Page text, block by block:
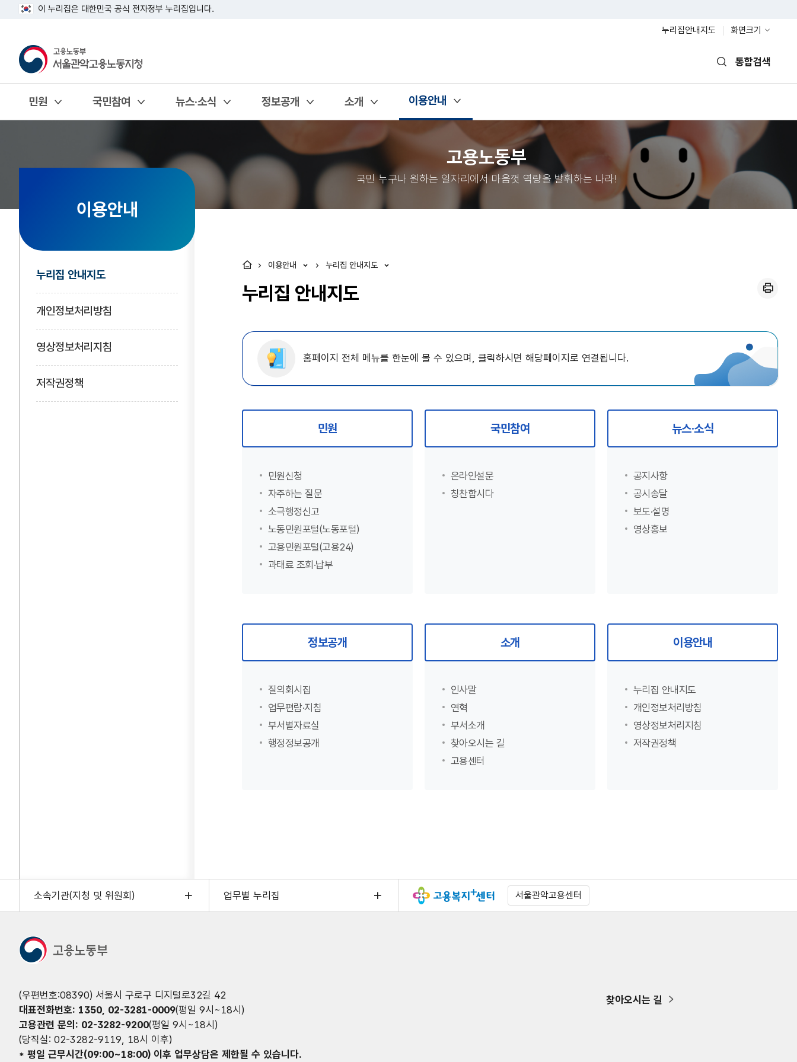
이 누리집은 대한민국 공식 전자정부 누리집입니다.
누리집안내지도
화면크기
통합검색
민원
열기
국민참여
열기
뉴스·소식
열기
정보공개
열기
소개
열기
이용안내
열기
고용노동부
국민 누구나 원하는 일자리에서 마음껏 역량을 발휘하는 나라!
이용안내
누리집 안내지도
개인정보처리방침
영상정보처리지침
저작권정책
누리집 안내지도
이용안내 누리집 안내지도
홈페이지 전체 메뉴를 한눈에 볼 수 있으며, 클릭하시면 해당페이지로 연결됩니다.
민원
민원신청
자주하는 질문
소극행정신고
노동민원포털(노동포털)
고용민원포털(고용24)
과태료 조회·납부
국민참여
온라인설문
칭찬합시다
뉴스·소식
공지사항
공시송달
보도·설명
영상홍보
정보공개
질의회시집
업무편람·지침
부서별자료실
행정정보공개
소개
인사말
연혁
부서소개
찾아오시는 길
고용센터
이용안내
누리집 안내지도
개인정보처리방침
영상정보처리지침
저작권정책
소속기관(지청 및 위원회) 업무별 누리집 서울관악고용센터
(우편번호:08390) 서울시 구로구 디지털로32길 42
대표전화번호: 1350, 02-3281-0009(평일 9시~18시)
고용관련 문의: 02-3282-9200(평일 9시~18시)
(당직실: 02-3282-9119, 18시 이후)
* 평일 근무시간(09:00~18:00) 이후 업무상담은 제한될 수 있습니다.
찾아오시는 길